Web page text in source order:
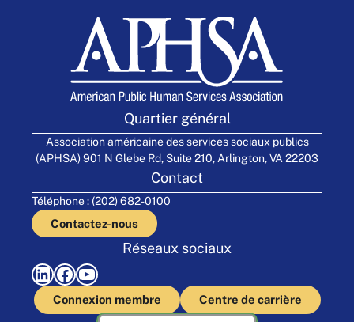
Quartier général
Association américaine des services sociaux publics
(APHSA) 901 N Glebe Rd, Suite 210, Arlington, VA 22203
Contact
Téléphone : (202) 682-0100
Contactez-nous
Réseaux sociaux
LinkedIn Facebook YouTube
Connexion membre Centre de carrière